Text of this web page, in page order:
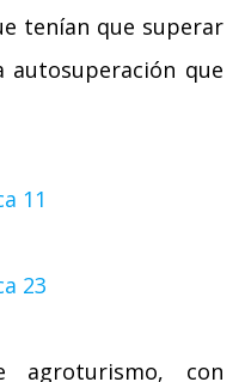
tenían que superar
que
agroturismo, con